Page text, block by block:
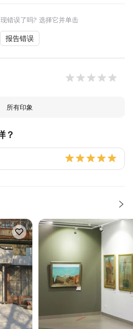
错误了吗? 选择它并单击
报告错误
所有印象
？